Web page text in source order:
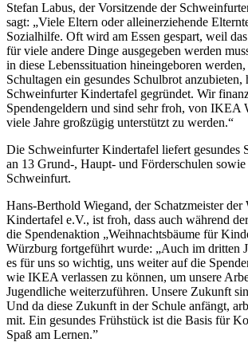
Stefan Labus, der Vorsitzende der
sagt: „Viele Eltern oder alleinerziehende
Sozialhilfe. Oft wird am Essen gespart, weil
für viele andere Dinge ausgegeben werden
in diese Lebenssituation hineingeboren werden,
Schultagen ein gesundes Schulbrot
Schweinfurter Kindertafel gegründet. Wir
Spendengeldern und sind sehr froh, von IKEA
viele Jahre großzügig unterstützt zu werden.“
Die Schweinfurter Kindertafel liefert gesundes
an 13 Grund-, Haupt- und Förderschulen
Schweinfurt.
Hans-Berthold Wiegand, der Schatzmeister der
Kindertafel e.V., ist froh, dass auch während
die Spendenaktion „Weihnachtsbäume für
Würzburg fortgeführt wurde: „Auch im dritten
es für uns so wichtig, uns weiter auf die
wie IKEA verlassen zu können, um unsere
Jugendliche weiterzuführen. Unsere Zukunft
Und da diese Zukunft in der Schule anfängt,
mit. Ein gesundes Frühstück ist die Basis für
Spaß am Lernen.”